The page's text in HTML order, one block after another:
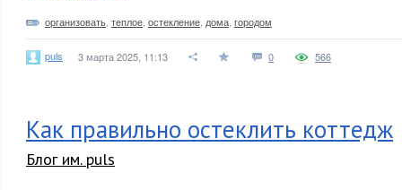
организовать теплое остекление дома городом
puls 3 марта 2025, 11:13 0 566
Как правильно остеклить коттедж
Блог им. puls